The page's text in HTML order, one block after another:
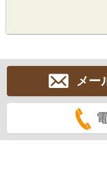
メー